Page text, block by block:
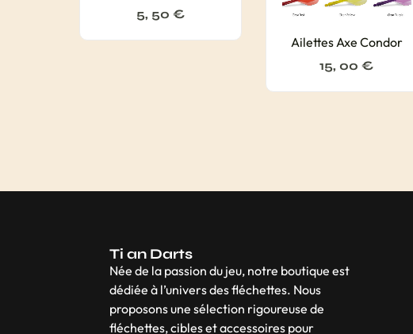
5, 50 €
Ailettes Axe Condor
15, 00€
Ti an Darts
Née de la passion du jeu, notre boutique est
dédiée à l’univers des fléchettes. Nous
proposons une sélection rigoureuse de
fléchettes, cibles et accessoires pour